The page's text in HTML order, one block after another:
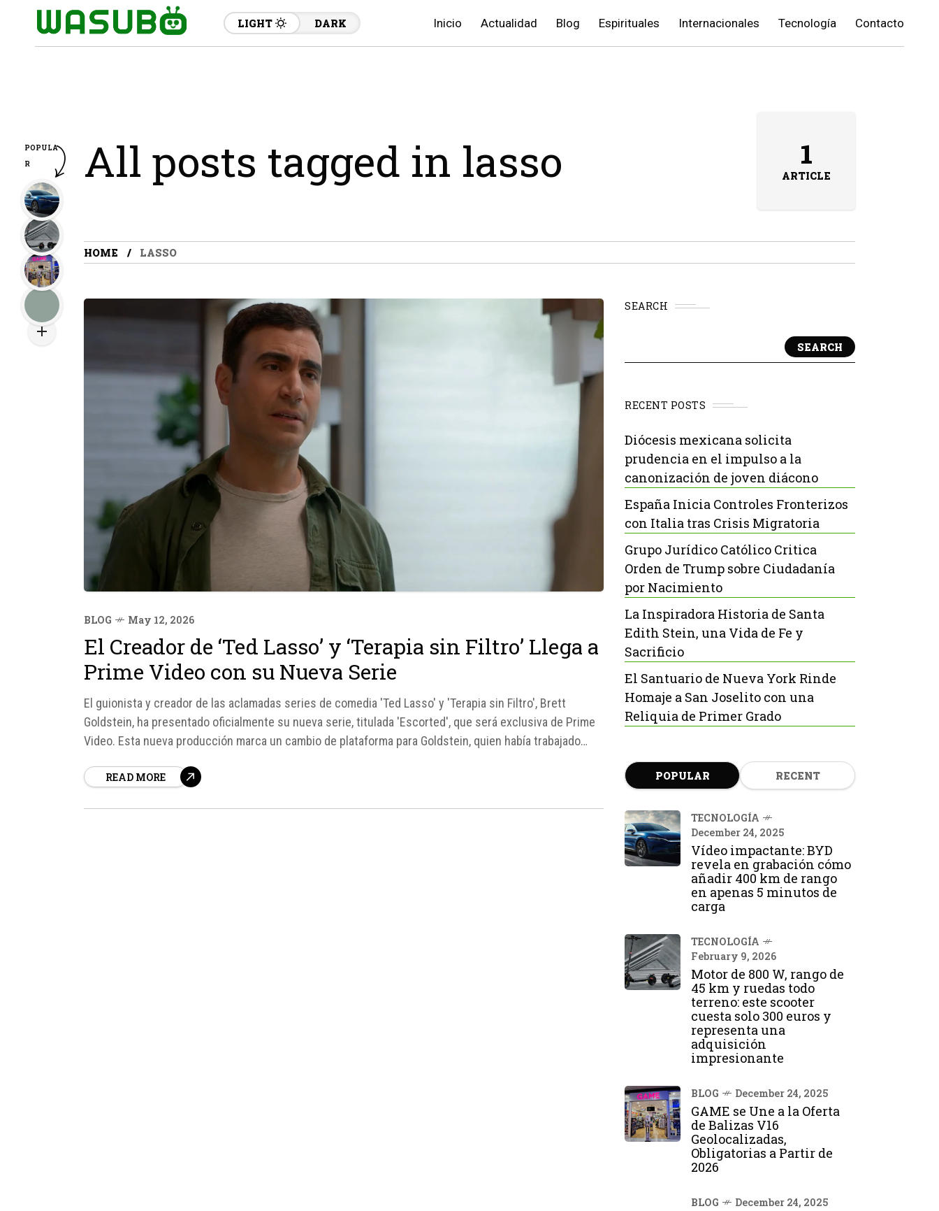
LIGHT DARK Inicio Actualidad Blog Espirituales Internacionales Tecnología Contacto
All posts tagged in lasso 1
ARTICLE
HOME LASSO
BLOG May 12, 2026
El Creador de ‘Ted Lasso’ y ‘Terapia sin Filtro’ Llega a
Prime Video con su Nueva Serie
El guionista y creador de las aclamadas series de comedia 'Ted Lasso' y 'Terapia sin Filtro', Brett
Goldstein, ha presentado oficialmente su nueva serie, titulada 'Escorted', que será exclusiva de Prime
Video. Esta nueva producción marca un cambio de plataforma para Goldstein, quien había trabajado
READ MORE
SEARCH
SEARCH
RECENT POSTS
Diócesis mexicana solicita
prudencia en el impulso a la
canonización de joven diácono
España Inicia Controles Fronterizos
con Italia tras Crisis Migratoria
Grupo Jurídico Católico Critica
Orden de Trump sobre Ciudadanía
por Nacimiento
La Inspiradora Historia de Santa
Edith Stein, una Vida de Fe y
Sacrificio
El Santuario de Nueva York Rinde
Homaje a San Joselito con una
Reliquia de Primer Grado
POPULAR RECENT
TECNOLOGÍA
December 24, 2025
Vídeo impactante: BYD
revela en grabación cómo
añadir 400 km de rango
en apenas 5 minutos de
carga
TECNOLOGÍA
February 9, 2026
Motor de 800 W, rango de
45 km y ruedas todo
terreno: este scooter
cuesta solo 300 euros y
representa una
adquisición
impresionante
BLOG December 24, 2025
GAME se Une a la Oferta
de Balizas V16
Geolocalizadas,
Obligatorias a Partir de
2026
BLOG December 24, 2025
POPULA
R